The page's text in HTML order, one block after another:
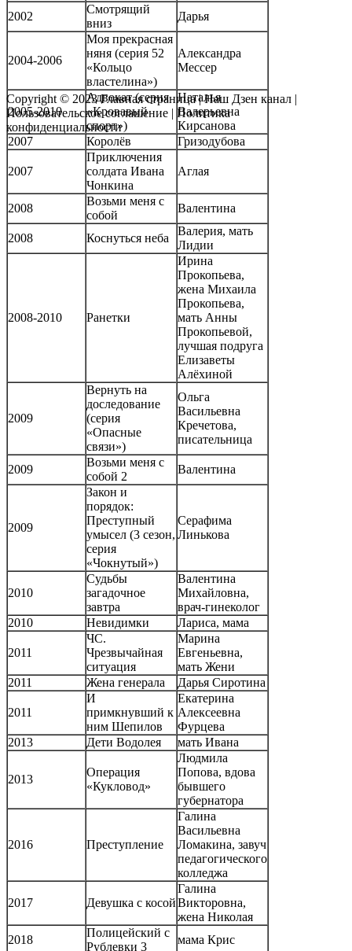
2002
Смотрящий
вниз
Дарья
2004-2006
Моя прекрасная
няня (серия 52
«Кольцо
властелина»)
Александра
Мессер
2005-2010
Адвокат (серия
«Кровавый
спорт»)
Наталья
Валерьевна
Кирсанова
2007
Королёв Гризодубова
2007
Приключения
солдата Ивана
Чонкина
Аглая
2008
Возьми меня с
собой
Валентина
2008 Коснуться неба
Валерия, мать
Лидии
2008-2010 Ранетки
Ирина
Прокопьева,
жена Михаила
Прокопьева,
мать Анны
Прокопьевой,
лучшая подруга
Елизаветы
Алёхиной
2009
Вернуть на
доследование
(серия
«Опасные
связи»)
Ольга
Васильевна
Кречетова,
писательница
2009
Возьми меня с
собой 2
Валентина
2009
Закон и
порядок:
Преступный
умысел (3 сезон,
серия
«Чокнутый»)
Серафима
Линькова
2010
Судьбы
загадочное
завтра
Валентина
Михайловна,
врач-гинеколог
2010
Невидимки Лариса, мама
2011
ЧС.
Чрезвычайная
ситуация
Марина
Евгеньевна,
мать Жени
2011
Жена генерала Дарья Сиротина
2011
И
примкнувший к
ним Шепилов
Екатерина
Алексеевна
Фурцева
2013
Дети Водолея мать Ивана
2013
Операция
«Кукловод»
Людмила
Попова, вдова
бывшего
губернатора
2016 Преступление
Галина
Васильевна
Ломакина, завуч
педагогического
колледжа
2017 Девушка с косой
Галина
Викторовна,
жена Николая
2018
Полицейский с
Рублевки 3
мама Крис
Copyright © 2023Главная страница|Наш Дзен канал |
Пользовательское соглашение | Политика
конфиденциальности